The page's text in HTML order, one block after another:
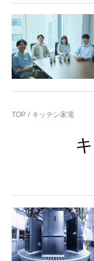
TOP キッチン家電